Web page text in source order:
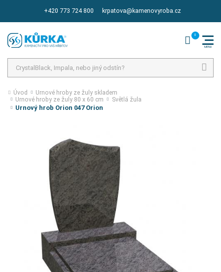
+420 773 724 800 krpatova@kamenovyroba.cz
Úvod
Urnové hroby ze žuly skladem
Urnové hroby ze žuly 80 x 60 cm
Světlá žula
Urnový hrob Orion 047 Orion